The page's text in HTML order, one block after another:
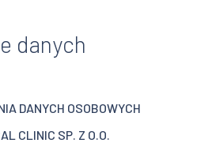
danych
DANYCH OSOBOWYCH
CLINIC SP. Z O.O.